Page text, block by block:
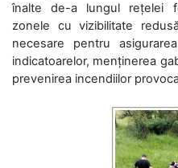
înalte de-a lungul rețelei
zonele cu vizibilitate
necesare pentru
indicatoarelor, menținerea
prevenirea incendiilor